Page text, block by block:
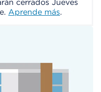
cerrados Jueves
Aprende más.